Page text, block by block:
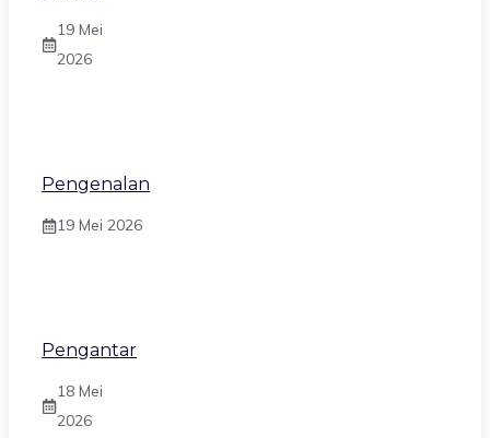
19 Mei
2026
Pengenalan
19 Mei 2026
Pengantar
18 Mei
2026